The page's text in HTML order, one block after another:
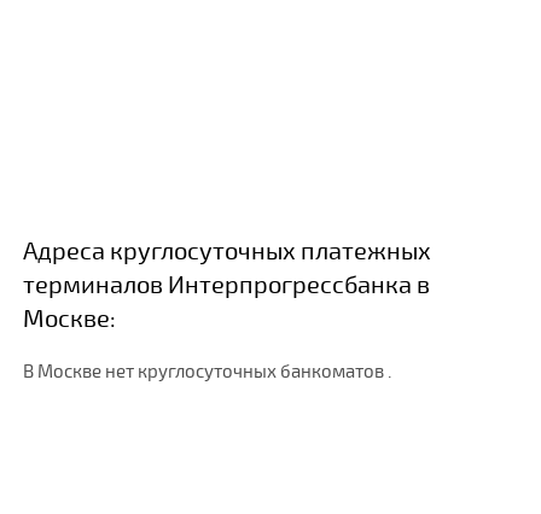
Адреса круглосуточных платежных
терминалов Интерпрогрессбанка в
Москве:
В Москве нет круглосуточных банкоматов .